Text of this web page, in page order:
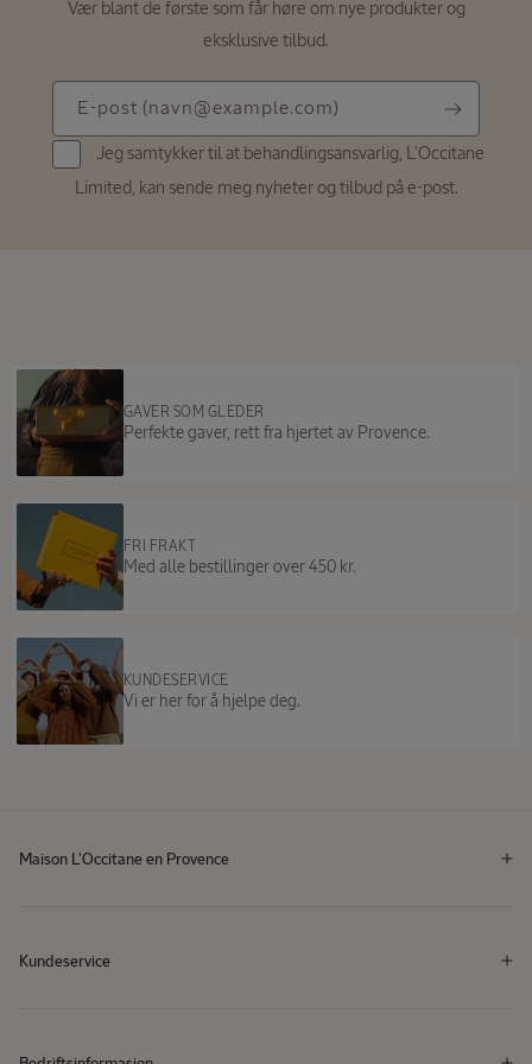
Vær blant de første som får høre om nye produkter og
eksklusive tilbud.
E-post (navn@example.com)
(navn@example.com)
Jeg samtykker til at behandlingsansvarlig, L'Occitane
Limited, kan sende meg nyheter og tilbud på e-post.
GAVER SOM GLEDER
Perfekte gaver, rett fra hjertet av Provence.
FRI FRAKT
Med alle bestillinger over 450 kr.
KUNDESERVICE
Vi er her for å hjelpe deg.
Maison L'Occitane en Provence
Kundeservice